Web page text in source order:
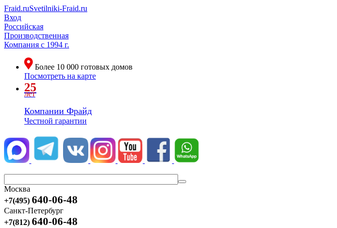
Fraid.ruSvetilniki-Fraid.ru
Вход
Российская
Производственная
Компания с 1994 г.
Более 10 000 готовых домов
Посмотреть на карте
25
лет
Компании Фрайд
Честной гарантии
Москва
+7(495) 640-06-48
Санкт-Петербург
+7(812) 640-06-48